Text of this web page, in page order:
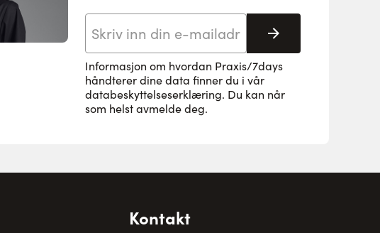
Abonnere
Informasjon om hvordan Praxis/7days
håndterer dine data finner du i vår
databeskyttelseserklæring. Du kan når
som helst avmelde deg.
Kontakt